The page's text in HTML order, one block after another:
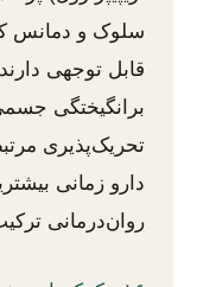
سلوک و دمانس
قابل توجهی دارند
برانگیختگی
دارو زمانی
روان‌درمانی